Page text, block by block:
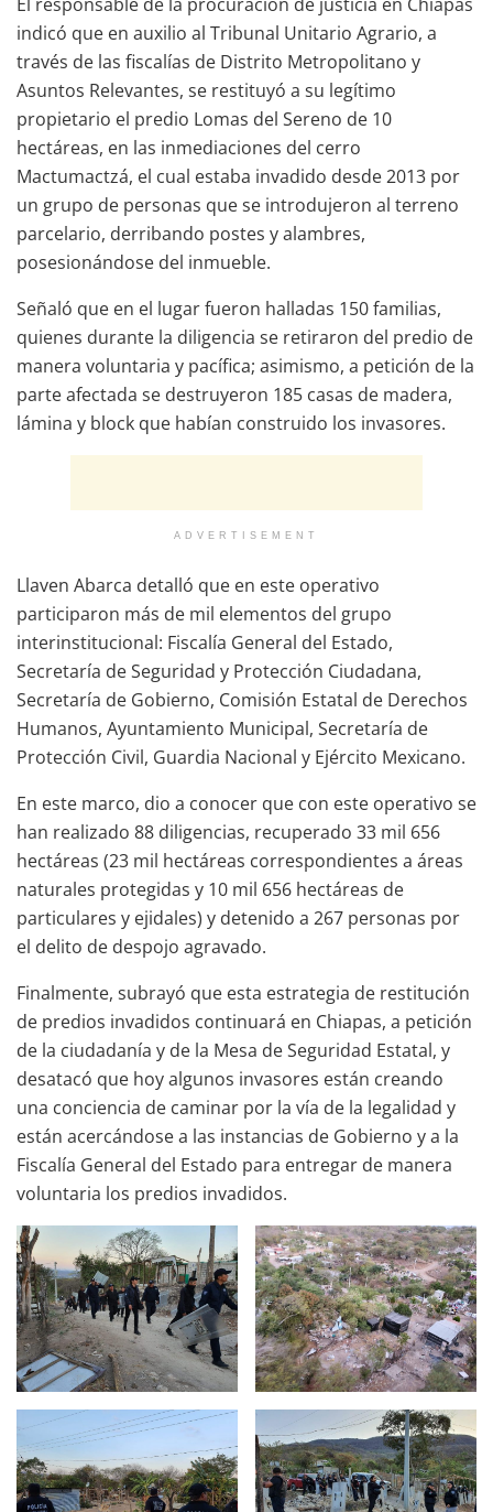
indicó que en auxilio al Tribunal Unitario Agrario, a
través de las fiscalías de Distrito Metropolitano y
Asuntos Relevantes, se restituyó a su legítimo
propietario el predio Lomas del Sereno de 10
hectáreas, en las inmediaciones del cerro
Mactumactzá, el cual estaba invadido desde 2013 por
un grupo de personas que se introdujeron al terreno
parcelario, derribando postes y alambres,
posesionándose del inmueble.
Señaló que en el lugar fueron halladas 150 familias,
quienes durante la diligencia se retiraron del predio de
manera voluntaria y pacífica; asimismo, a petición de la
parte afectada se destruyeron 185 casas de madera,
lámina y block que habían construido los invasores.
ADVERTISEMENT
Llaven Abarca detalló que en este operativo
participaron más de mil elementos del grupo
interinstitucional: Fiscalía General del Estado,
Secretaría de Seguridad y Protección Ciudadana,
Secretaría de Gobierno, Comisión Estatal de Derechos
Humanos, Ayuntamiento Municipal, Secretaría de
Protección Civil, Guardia Nacional y Ejército Mexicano.
En este marco, dio a conocer que con este operativo se
han realizado 88 diligencias, recuperado 33 mil 656
hectáreas (23 mil hectáreas correspondientes a áreas
naturales protegidas y 10 mil 656 hectáreas de
particulares y ejidales) y detenido a 267 personas por
el delito de despojo agravado.
Finalmente, subrayó que esta estrategia de restitución
de predios invadidos continuará en Chiapas, a petición
de la ciudadanía y de la Mesa de Seguridad Estatal, y
desatacó que hoy algunos invasores están creando
una conciencia de caminar por la vía de la legalidad y
están acercándose a las instancias de Gobierno y a la
Fiscalía General del Estado para entregar de manera
voluntaria los predios invadidos.